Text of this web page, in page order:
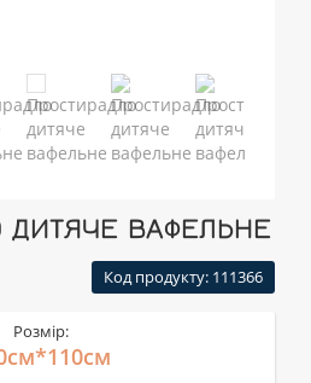
ДИТЯЧЕ ВАФЕЛЬНЕ
Код продукту: 111366
Розмір: